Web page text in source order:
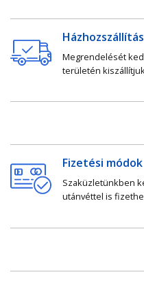
Házhozszállítás
Megrendelését
területén
Fizetési módok
Szaküzletünkben
utánvéttel